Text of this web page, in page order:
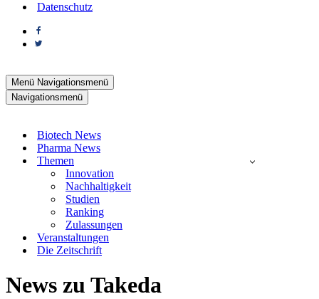
Datenschutz
Menü Navigationsmenü
Navigationsmenü
Biotech News
Pharma News
Themen
Innovation
Nachhaltigkeit
Studien
Ranking
Zulassungen
Veranstaltungen
Die Zeitschrift
News zu Takeda